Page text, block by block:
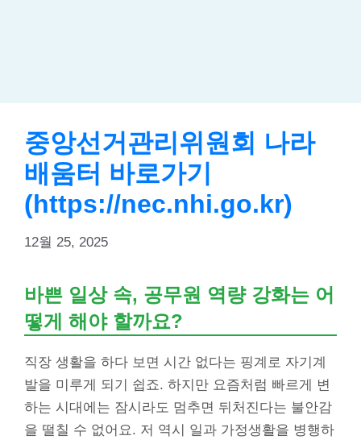
중앙선거관리위원회 나라
배움터 바로가기
(https://nec.nhi.go.kr)
12월 25, 2025
바쁜 일상 속, 공무원 역량 강화는 어
떻게 해야 할까요?
직장 생활을 하다 보면 시간 없다는 핑계로 자기계
발을 미루게 되기 쉽죠. 하지만 요즘처럼 빠르게 변
하는 시대에는 잠시라도 멈추면 뒤처진다는 불안감
을 떨칠 수 없어요. 저 역시 일과 가정생활을 병행하